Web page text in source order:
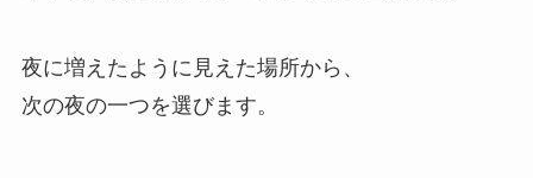
夜に増えたように見えた場所から、
次の夜の一つを選びます。